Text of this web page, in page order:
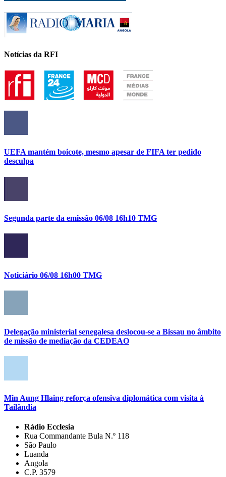
Notícias da RFI
UEFA mantém boicote, mesmo apesar de FIFA ter pedido
desculpa
Segunda parte da emissão 06/08 16h10 TMG
Noticiário 06/08 16h00 TMG
Delegação ministerial senegalesa deslocou-se a Bissau no âmbito
de missão de mediação da CEDEAO
Min Aung Hlaing reforça ofensiva diplomática com visita à
Tailândia
Rádio Ecclesia
Rua Commandante Bula N.º 118
São Paulo
Luanda
Angola
C.P. 3579